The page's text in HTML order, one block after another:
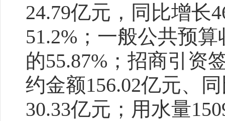
24.79亿元，同比增长
51.2%；一般公共预
的55.87%；招商引资
约金额156.02亿元、
30.33亿元；用水量